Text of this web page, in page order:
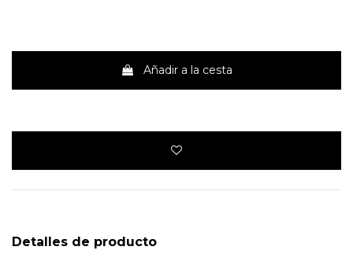
Añadir a la cesta
Detalles de producto